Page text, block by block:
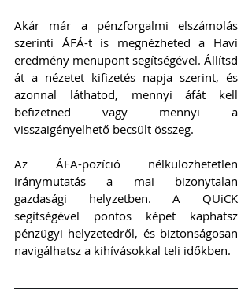
Akár már a pénzforgalmi elszámolás
szerinti ÁFÁ-t is megnézheted a Havi
eredmény menüpont segítségével. Állítsd
át a nézetet kifizetés napja szerint, és
azonnal láthatod, mennyi áfát kell
befizetned vagy mennyi a
visszaigényelhető becsült összeg.
Az ÁFA-pozíció nélkülözhetetlen
iránymutatás a mai bizonytalan
gazdasági helyzetben. A QUiCK
segítségével pontos képet kaphatsz
pénzügyi helyzetedről, és biztonságosan
navigálhatsz a kihívásokkal teli időkben.